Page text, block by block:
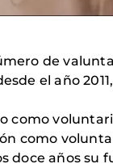
de
el año
como
como
doce años